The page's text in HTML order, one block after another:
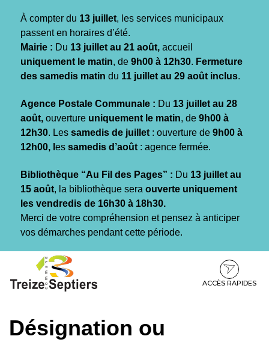
À compter du 13 juillet, les services municipaux
passent en horaires d’été.
Mairie : Du 13 juillet au 21 août, accueil
uniquement le matin, de 9h00 à 12h30. Fermeture
des samedis matin du 11 juillet au 29 août inclus.
Agence Postale Communale : Du 13 juillet au 28
août, ouverture uniquement le matin, de 9h00 à
12h30. Les samedis de juillet : ouverture de 9h00 à
12h00, l es samedis d’août : agence fermée.
Bibliothèque “Au Fil des Pages” : Du 13 juillet au
15 août, la bibliothèque sera ouverte uniquement
les vendredis de 16h30 à 18h30.
Merci de votre compréhension et pensez à anticiper
vos démarches pendant cette période.
contenu
pied
ACCÈS RAPIDES
Désignation ou